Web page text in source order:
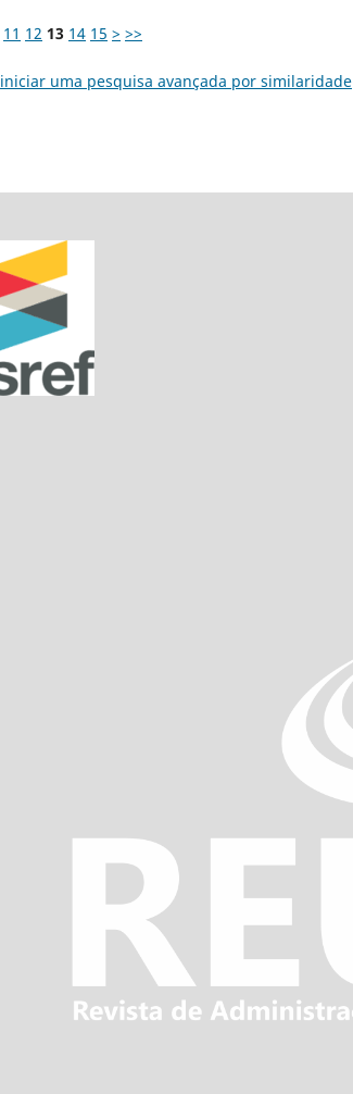
11 12 13 14 15 > >>
iniciar uma pesquisa avançada por similaridade